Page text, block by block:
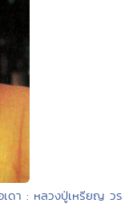
เดา : หลวงปู่เหรียญ วร